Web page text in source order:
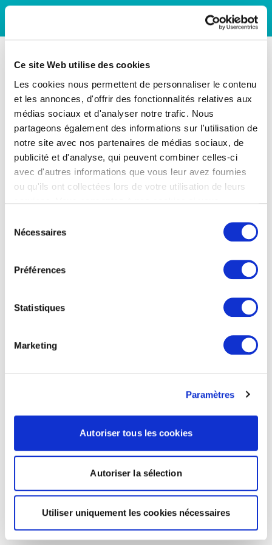
Ce site Web utilise des cookies
Les cookies nous permettent de personnaliser le contenu
et les annonces, d'offrir des fonctionnalités relatives aux
médias sociaux et d'analyser notre trafic. Nous
partageons également des informations sur l'utilisation de
notre site avec nos partenaires de médias sociaux, de
publicité et d'analyse, qui peuvent combiner celles-ci
avec d'autres informations que vous leur avez fournies
ou qu'ils ont collectées lors de votre utilisation de leurs
Nécessaires
Préférences
Statistiques
Marketing
Paramètres
Autoriser tous les cookies
Autoriser la sélection
Utiliser uniquement les cookies nécessaires